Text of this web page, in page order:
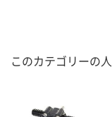
このカテゴリーの